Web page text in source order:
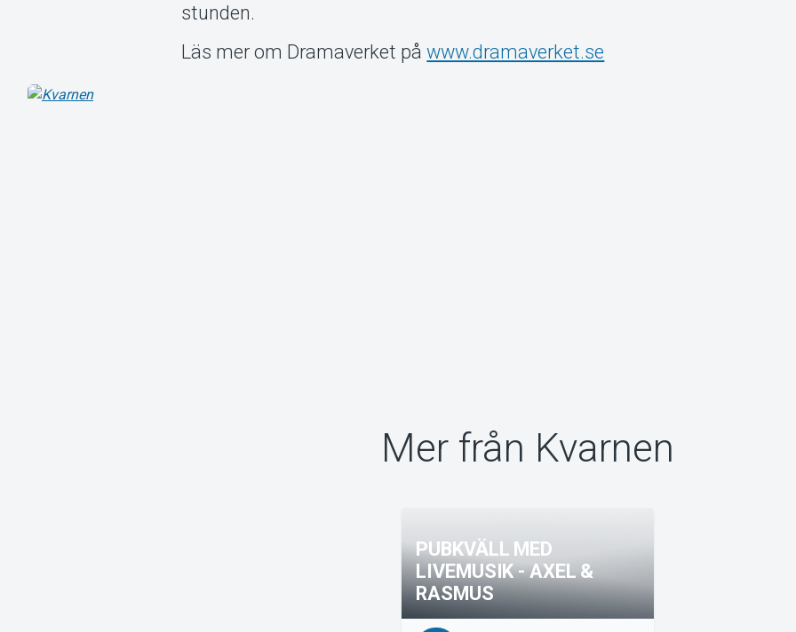
stunden.
Läs mer om Dramaverket påwww.dramaverket.se
Mer från Kvarnen
PUBKVÄLL MED
LIVEMUSIK - AXEL &
RASMUS